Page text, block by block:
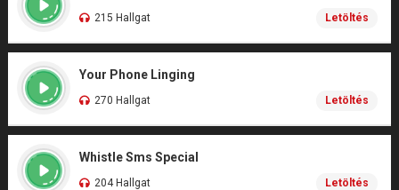
215 Hallgat Letöltés
Your Phone Linging
270 Hallgat Letöltés
Whistle Sms Special
204 Hallgat Letöltés